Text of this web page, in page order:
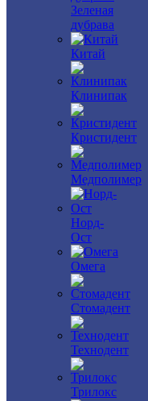
Зеленая
дубрава
Китай
Клинипак
Кристидент
Медполимер
Норд-
Ост
Омега
Стомадент
Технодент
Трилокс